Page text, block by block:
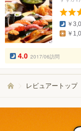
￥
￥
4.0 2017/06訪問
レビュアートップ